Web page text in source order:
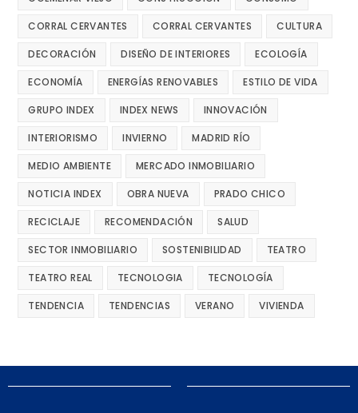
CORRAL CERVANTES CORRAL CERVANTES CULTURA
DECORACIÓN DISEÑO DE INTERIORES ECOLOGÍA
ECONOMÍA ENERGÍAS RENOVABLES ESTILO DE VIDA
GRUPO INDEX INDEX NEWS INNOVACIÓN
INTERIORISMO INVIERNO MADRID RÍO
MEDIO AMBIENTE MERCADO INMOBILIARIO
NOTICIA INDEX OBRA NUEVA PRADO CHICO
RECICLAJE RECOMENDACIÓN SALUD
SECTOR INMOBILIARIO SOSTENIBILIDAD TEATRO
TEATRO REAL TECNOLOGIA TECNOLOGÍA
TENDENCIA TENDENCIAS VERANO VIVIENDA